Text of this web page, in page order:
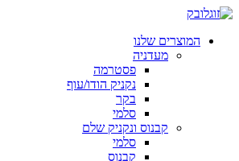
המוצרים שלנו
מעדניה
פסטרמה
נקניק הודו/עוף
בקר
סלמי
קבנוס ונקניק שלם
סלמי
קבנוס